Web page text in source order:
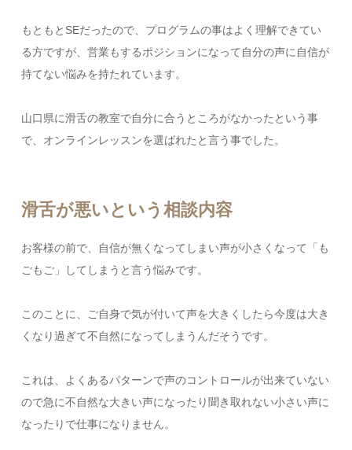
もともとSEだったので、プログラムの事はよく理解できてい
る方ですが、営業もするポジションになって自分の声に自信が
持てない悩みを持たれています。
山口県に滑舌の教室で自分に合うところがなかったという事
で、オンラインレッスンを選ばれたと言う事でした。
滑舌が悪いという相談内容
お客様の前で、自信が無くなってしまい声が小さくなって「も
ごもご」してしまうと言う悩みです。
このことに、ご自身で気が付いて声を大きくしたら今度は大き
くなり過ぎて不自然になってしまうんだそうです。
これは、よくあるパターンで声のコントロールが出来ていない
ので急に不自然な大きい声になったり聞き取れない小さい声に
なったりで仕事になりません。